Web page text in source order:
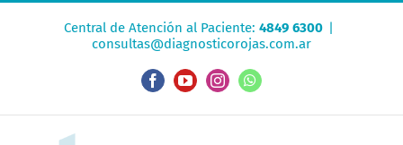
Central de Atención al Paciente: 4849 6300 |
consultas@diagnosticorojas.com.ar
FacebookYouTubeInstagramWhatsApp